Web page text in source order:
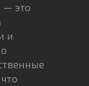
— это
и